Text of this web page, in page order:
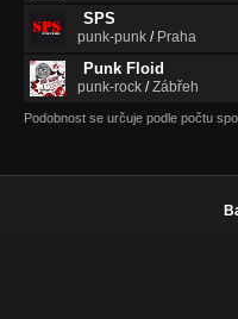
SPS
punk-punk / Praha
Punk Floid
punk-rock /Zábřeh
Podobnost se určuje podle počtu